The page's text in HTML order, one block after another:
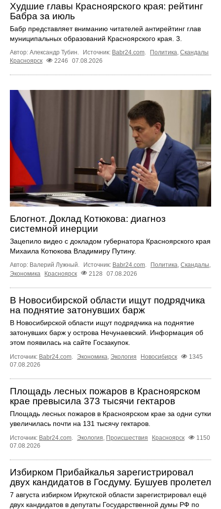
Худшие главы Красноярского края: рейтинг
Бабра за июль
Бабр представляет вниманию читателей антирейтинг глав
муниципальных образований Красноярского края. 3.
Автор: Александр Тубин. Источник: Babr24.com Политика Скандалы
Красноярск
2246 07.08.2026
Блогнот. Доклад Котюкова: диагноз
системной инерции
Зацепило видео с докладом губернатора Красноярского края
Михаила Котюкова Владимиру Путину.
Автор: Валерий Лужный. Источник: Babr24.com. Политика, Скандалы,
Экономика
Красноярск 2128 07.08.2026
В Новосибирской области ищут подрядчика
на поднятие затонувших барж
В Новосибирской области ищут подрядчика на поднятие
затонувших барж у острова Нечунаевский. Информация об
этом появилась на сайте Госзакупок.
Источник: Babr24.com Экономика Экология Новосибирск
1345
07.08.2026
Площадь лесных пожаров в Красноярском
крае превысила 373 тысячи гектаров
Площадь лесных пожаров в Красноярском крае за одни сутки
увеличилась почти на 131 тысячу гектаров.
Источник: Babr24.com Экология Происшествия Красноярск
1150
07.08.2026
Избирком Прибайкалья зарегистрировал
двух кандидатов в Госдуму. Бушуев пролетел
7 августа избирком Иркутской области зарегистрировал ещё
двух кандидатов в депутаты Государственной думы РФ по